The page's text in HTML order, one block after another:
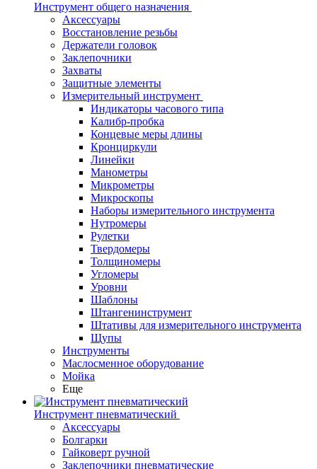
Инструмент общего назначения
Аксессуары
Восстановление резьбы
Держатели головок
Заклепочники
Захваты
Защитные элементы
Измерительный инструмент
Индикаторы часового типа
Калибр-пробка
Концевые меры длины
Кронциркули
Линейки
Манометры
Микрометры
Микроскопы
Наборы измерительного инструмента
Нутромеры
Рулетки
Твердомеры
Толщиномеры
Угломеры
Уровни
Шаблоны
Штангенинструмент
Штативы для измерительного инструмента
Щупы
Инструменты
Маслосменное оборудование
Мойка
Еще
Инструмент пневматический
Аксессуары
Болгарки
Гайковерт ручной
Заклепочники пневматические